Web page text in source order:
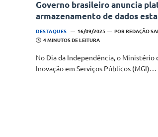
Governo brasileiro anuncia
armazenamento de dados
DESTAQUES 16/09/2025 POR REDAÇÃO
4 MINUTOS DE LEITURA
No Dia da Independência, o Ministério
Inovação em Serviços Públicos (MGI)…